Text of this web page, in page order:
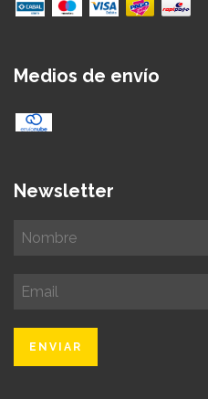
Medios de envío
Newsletter